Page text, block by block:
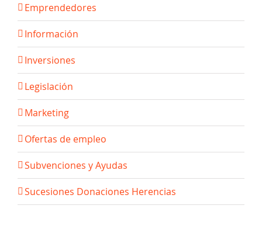
Emprendedores
Información
Inversiones
Legislación
Marketing
Ofertas de empleo
Subvenciones y Ayudas
Sucesiones Donaciones Herencias